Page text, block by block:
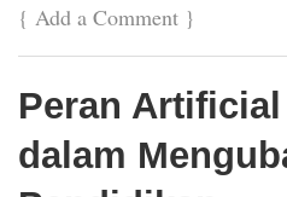
{ Add a Comment }
Peran
dalam